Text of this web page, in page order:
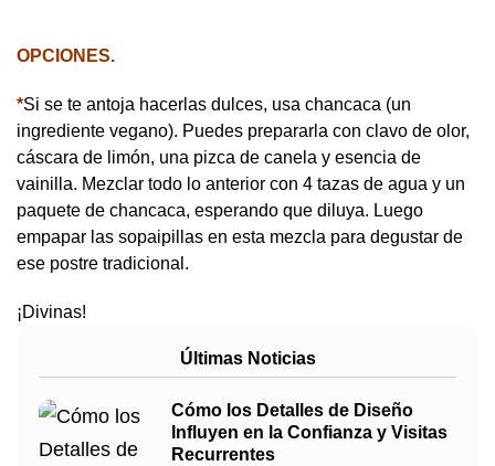
OPCIONES.
*Si se te antoja hacerlas dulces, usa chancaca (un
ingrediente vegano). Puedes prepararla con clavo de olor,
cáscara de limón, una pizca de canela y esencia de
vainilla. Mezclar todo lo anterior con 4 tazas de agua y un
paquete de chancaca, esperando que diluya. Luego
empapar las sopaipillas en esta mezcla para degustar de
ese postre tradicional.
¡Divinas!
Últimas Noticias
Cómo los Detalles de Diseño
Influyen en la Confianza y Visitas
Recurrentes